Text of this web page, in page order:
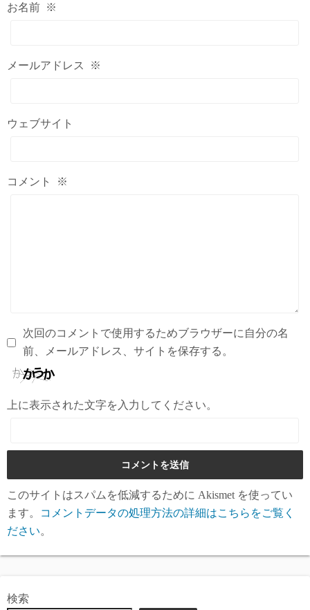
お名前 ※
メールアドレス ※
ウェブサイト
コメント ※
次回のコメントで使用するためブラウザーに自分の名
前、メールアドレス、サイトを保存する。
上に表示された文字を入力してください。
このサイトはスパムを低減するために Akismet を使ってい
ます。
コメントデータの処理方法の詳細はこちらをご覧く
ださい。
検索